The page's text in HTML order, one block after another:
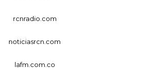
rcnradio.com
noticiasrcn.com
lafm.com.co